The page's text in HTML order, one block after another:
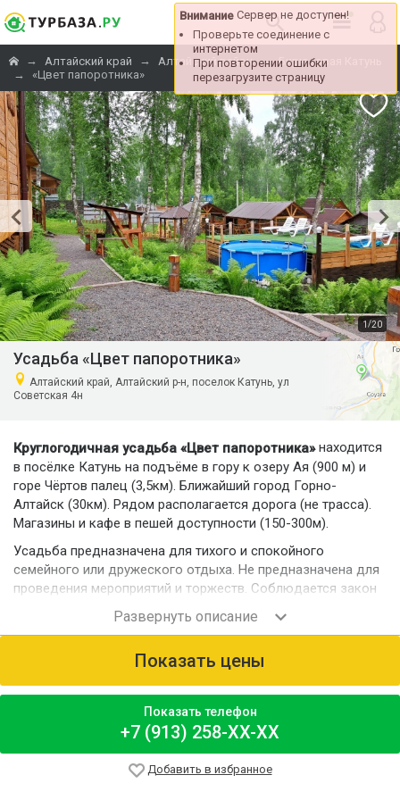
Внимание Сервер не доступен!
Проверьте соединение с
интернетом
При повторении ошибки
перезагрузите страницу
→ Алтайский край → Алтайский район → Бирюзовая Катунь
→
«Цвет папоротника»
1/20
Усадьба «Цвет папоротника»
Алтайский край, Алтайский р-н, поселок Катунь, ул
Советская 4н
Круглогодичная усадьба «Цвет папоротника»находится
в посёлке Катунь на подъёме в гору к озеру Ая (900 м) и
горе Чёртов палец (3,5км). Ближайший город Горно-
Алтайск (30км). Рядом располагается дорога (не трасса).
Магазины и кафе в пешей доступности (150-300м).
Усадьба предназначена для тихого и спокойного
семейного или дружеского отдыха. Не предназначена для
проведения мероприятий и торжеств. Соблюдается закон
Номерной фонд
На небольшой, уютной и зелёной территории 18 соток
располагается круглогодичный дом администрации, 1
летний 2хэтажный дом на 6 номеров, 2 круглогодичных
дома и русская баня.
Оба круглогодичных дома имеют свою кухню, санузел и
террасу/балкон. Вмещают до 6 человек в каждый дом.
Один дом расположен на 2 этаже (над баней), другой дом
Показать цены
Показать телефон
+7 (913) 258-XX-XX
Добавить в избранное